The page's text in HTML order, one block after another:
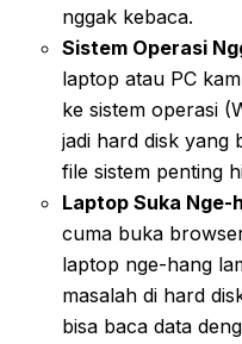
nggak kebaca.
Sistem Operasi
laptop atau PC
ke sistem operasi
jadi hard disk yang
file sistem penting
Laptop Suka Nge-
cuma buka
laptop nge-hang
masalah di hard
bisa baca data